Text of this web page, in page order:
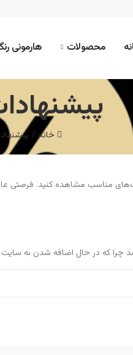
محصولات هارمونی
خانه
مناسب مشاهده کنید. فرصتی
چرا که در حال اضافه شدن به